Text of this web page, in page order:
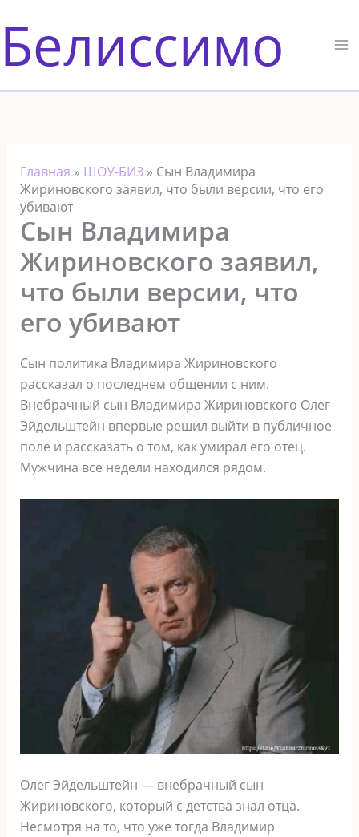
к
содержимому
Белиссимо
Главная » ШОУ-БИЗ» Сын Владимира
Жириновского заявил, что были версии, что его
убивают
Сын Владимира
Жириновского заявил,
что были версии, что
его убивают
Сын политика Владимира Жириновского
рассказал о последнем общении с ним.
Внебрачный сын Владимира Жириновского Олег
Эйдельштейн впервые решил выйти в публичное
поле и рассказать о том, как умирал его отец.
Мужчина все недели находился рядом.
Олег Эйдельштейн — внебрачный сын
Жириновского, который с детства знал отца.
Несмотря на то, что уже тогда Владимир